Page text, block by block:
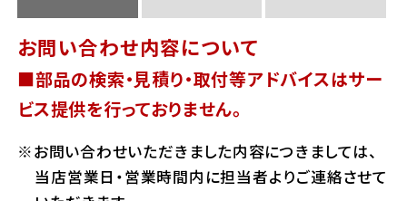
ドメイン指定受信手順
Yahoo!メールをご利用の方
Hotmailをご利用の方
お問い合わせ内容について
■部品の検索・見積り・取付等アドバイスはサー
ビス提供を行っておりません。
お問い合わせいただきました内容につきましては、
当店営業日・営業時間内に担当者よりご連絡させて
ホンダドリーム 横浜旭
ホンダドリーム 川崎宮前
ホンダドリーム 神戸灘
ホンダドリーム 尼崎
ホンダドリーム 姫路